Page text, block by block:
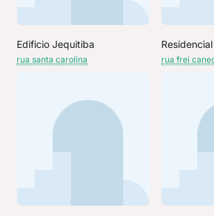
Edificio Jequitiba
rua santa carolina rua frei